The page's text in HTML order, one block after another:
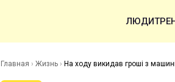
ЛЮДИ
Главная › Жизнь › На ходу викидав гроші з